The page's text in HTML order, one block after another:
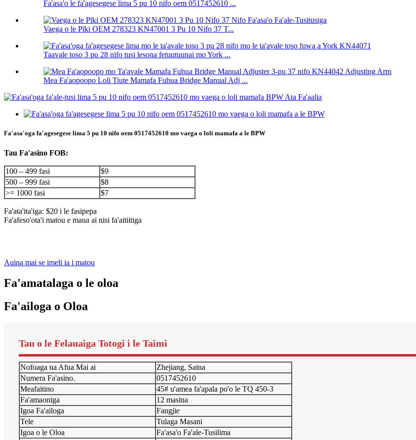
Fa'asa'o le fa'agesegese lima 5 pu 10 nifo oem 0517452610 ...
Vaega o le Pīki OEM 278323 KN47001 3 Pu 10 Nifo 37 T...
Taavale toso 3 pu 28 nifo tusi lesona fetuutuunai mo York ...
Mea Fa'aopoopo Loli Tiute Mamafa Fuhua Bridge Manual Adj ...
Fa'asa'oga fa'agesegese lima 5 pu 10 nifo oem 0517452610 mo vaega o loli mamafa a le BPW
Tau Fa'asino FOB:
100 – 499 fasi
$9
500 – 999 fasi
$8
>= 1000 fasi
$7
Fa'ata'ita'iga: $20 i le fasipepa
Fa'afeso'ota'i matou e maua ai nisi fa'aitiitiga
Auina mai se imeli ia i matou
Fa'amatalaga o le oloa
Fa'ailoga o Oloa
Tau o le Felauaiga Totogi i le Taimi
Nofoaga na Afua Mai ai
Zhejiang, Saina
Numera Fa'asino.
0517452610
Meafaitino
45# u'amea fa'apala po'o le TQ 450-3
Fa'amaoniga
12 masina
Igoa Fa'ailoga
Fangjie
Tele
Tulaga Masani
Igoa o le Oloa
Fa'asa'o Fa'ale-Tusilima